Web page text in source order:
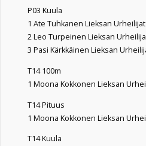
P03 Kuula
1 Ate Tuhkanen Lieksan Urheilijat
2 Leo Turpeinen Lieksan
3 Pasi Kärkkäinen Lieksan
T14 100m
1 Moona Kokkonen Lieksan
T14 Pituus
1 Moona Kokkonen Lieksan
T14 Kuula